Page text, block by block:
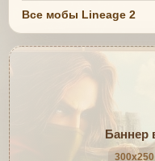
Все мобы Lineage 2
Баннер